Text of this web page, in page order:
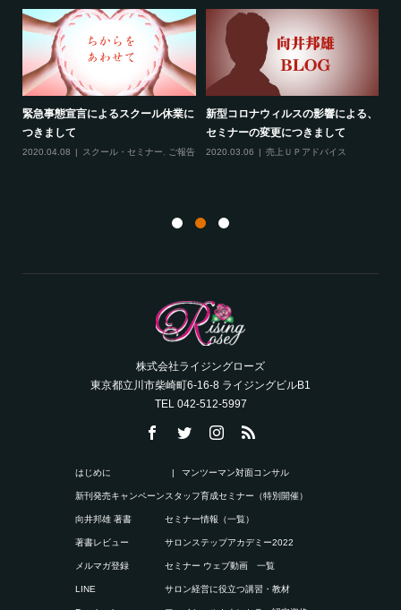
最新のお知らせ２つ（2020年2月）
2020.02.19
ル・セミナー , ご報告,サロンコンサルティ
線維筋痛症という病気について
2020.02.10 ご報告,雑談
株式会社ライジングローズ
東京都立川市柴崎町6-16-8 ライジングビルB1
TEL 042-512-5997
はじめに
新刊発売キャンペーン
向井邦雄 著書
著書レビュー
メルマガ登録
LINE
マンツーマン対面コンサル
スタッフ育成セミナー（特別開催）
セミナー情報（一覧）
サロンステップアカデミー2022
セミナー ウェブ動画 一覧
サロン経営に役立つ講習・教材